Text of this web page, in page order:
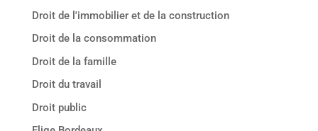
Droit de l'immobilier et de la construction
Droit de la consommation
Droit de la famille
Droit du travail
Droit public